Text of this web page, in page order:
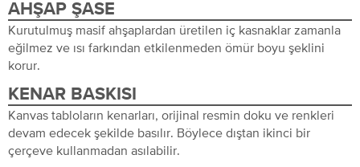
AHŞAP ŞASE
Kurutulmuş masif ahşaplardan üretilen iç kasnaklar zamanla
eğilmez ve ısı farkından etkilenmeden ömür boyu şeklini
korur.
KENAR BASKISI
Kanvas tabloların kenarları, orijinal resmin doku ve renkleri
devam edecek şekilde basılır. Böylece dıştan ikinci bir
çerçeve kullanmadan asılabilir.